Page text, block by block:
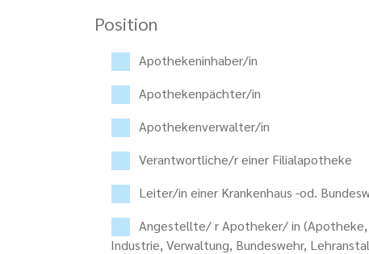
Position
Apothekeninhaber/in
Apothekenpächter/in
Apothekenverwalter/in
Verantwortliche/r einer Filialapotheke
Leiter/in einer Krankenhaus -od.
Angestellte/ r Apotheker/ in (Apotheke,
Industrie, Verwaltung, Bundeswehr,